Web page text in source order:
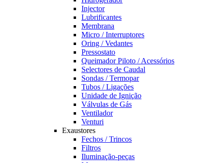
Injector
Lubrificantes
Membrana
Micro / Interruptores
Oring / Vedantes
Pressostato
Queimador Piloto / Acessórios
Selectores de Caudal
Sondas / Termopar
Tubos / Ligações
Unidade de Ignição
Válvulas de Gás
Ventilador
Venturi
Exaustores
Fechos / Trincos
Filtros
Iluminação-peças